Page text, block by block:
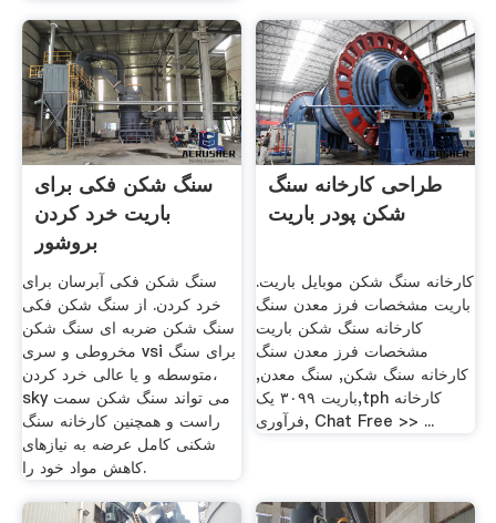
سنگ شکن فکی برای
باریت خرد کردن
بروشور
سنگ شکن فکی آبرسان برای
خرد کردن. از سنگ شکن فکی
سنگ شکن ضربه ای سنگ شکن
مخروطی و سری vsi برای سنگ
متوسطه و یا عالی خرد کردن،
sky می تواند سنگ شکن سمت
راست و همچنین کارخانه سنگ
شکنی کامل عرضه به نیازهای
کاهش مواد خود را.
طراحی کارخانه سنگ
شکن پودر باریت
کارخانه سنگ شکن موبایل باریت.
باریت مشخصات فرز معدن سنگ
کارخانه سنگ شکن باریت
مشخصات فرز معدن سنگ
کارخانه سنگ شکن, سنگ معدن,
باریت ۳۰۹۹ یک,tph کارخانه
فرآوری, Chat Free >> ...